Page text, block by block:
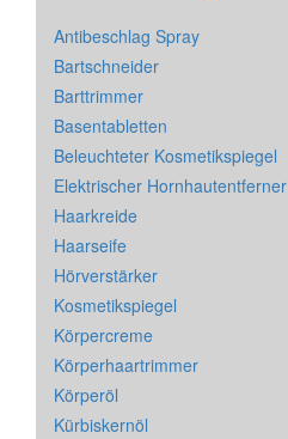
Antibeschlag Spray
Bartschneider
Barttrimmer
Basentabletten
Beleuchteter Kosmetikspiegel
Elektrischer Hornhautentferner
Haarkreide
Haarseife
Hörverstärker
Kosmetikspiegel
Körpercreme
Körperhaartrimmer
Körperöl
Kürbiskernöl